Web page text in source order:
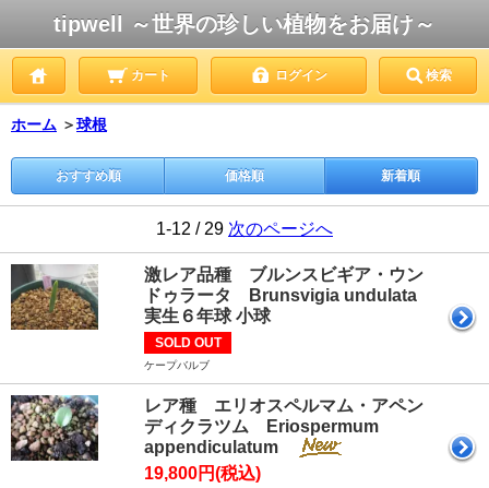
tipwell ～世界の珍しい植物をお届け～
カート ログイン 検索
ホーム ＞球根
おすすめ順 価格順 新着順
1-12 / 29 次のページへ
激レア品種 ブルンスビギア・ウン
ドゥラータ Brunsvigia undulata
実生６年球 小球
SOLD OUT
ケープバルブ
レア種 エリオスペルマム・アペン
ディクラツム Eriospermum
appendiculatum
19,800円(税込)